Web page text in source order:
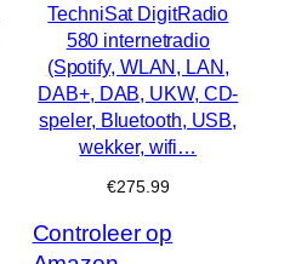
TechniSat DigitRadio
580 internetradio
(Spotify, WLAN, LAN,
DAB+, DAB, UKW, CD-
speler, Bluetooth, USB,
wekker, wifi…
€275.99
Controleer op